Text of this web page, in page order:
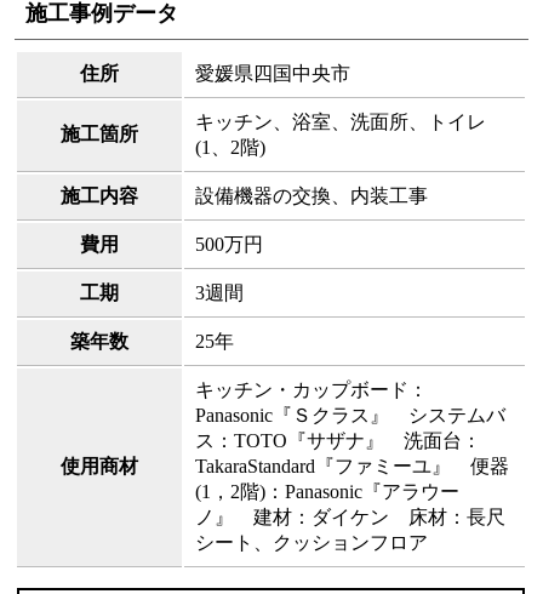
施工事例データ
住所 愛媛県四国中央市
施工箇所
キッチン、浴室、洗面所、トイレ
(1、2階)
施工内容 設備機器の交換、内装工事
費用 500万円
工期 3週間
築年数 25年
使用商材
キッチン・カップボード：
Panasonic『Ｓクラス』 システムバ
ス：TOTO『サザナ』 洗面台：
TakaraStandard『ファミーユ』 便器
(1，2階)：Panasonic『アラウー
ノ』 建材：ダイケン 床材：長尺
シート、クッションフロア